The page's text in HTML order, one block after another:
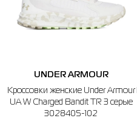
UNDER ARMOUR
Кроссовки женские Under Armour
UA W Charged Bandit TR 3 серые
3028405-102